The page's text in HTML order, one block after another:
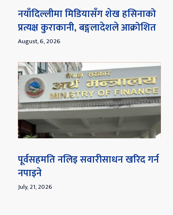
नयाँदिल्लीमा मिडियासँग शेख हसिनाको
प्रत्यक्ष कुराकानी, बङ्गलादेशले आक्रोशित
August, 6, 2026
पूर्वसहमति नलिइ सवारीसाधन खरिद गर्न
नपाइने
July, 21, 2026